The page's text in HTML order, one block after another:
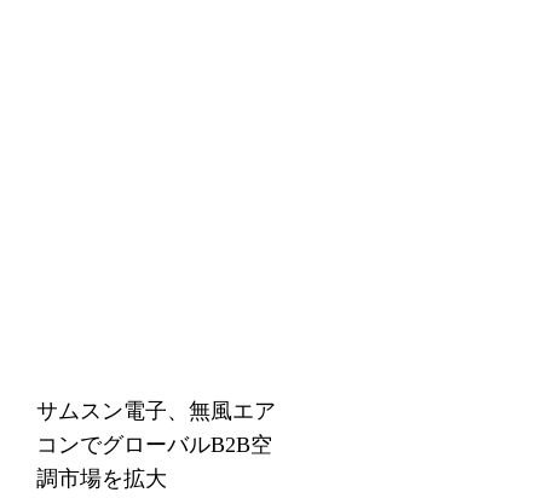
サムスン電子、無風エア
コンでグローバルB2B空
調市場を拡大